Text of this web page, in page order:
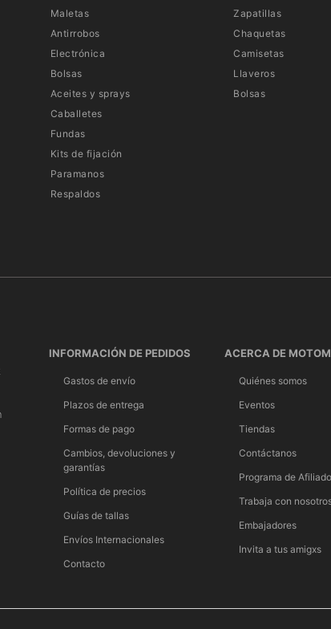
Maletas
Antirrobos
Electrónica
Bolsas
Aceites y sprays
Caballetes
Fundas
Kits de fijación
Paramanos
Respaldos
Zapatillas
Chaquetas
Camisetas
Llaveros
Bolsas
INFORMACIÓN DE PEDIDOS
Gastos de envío
Plazos de entrega
Formas de pago
Cambios, devoluciones y
garantías
Política de precios
Guías de tallas
Envíos Internacionales
Contacto
ACERCA DE
Quiénes somos
Eventos
Tiendas
Contáctanos
Programa de
Trabaja con
Embajadores
Invita a tus amigxs